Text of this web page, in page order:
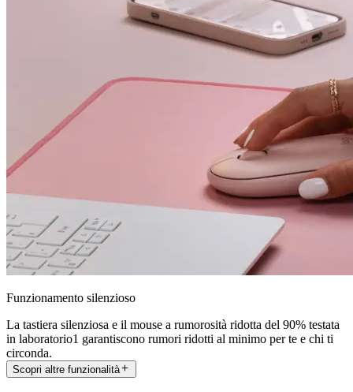
Funzionamento silenzioso
La tastiera silenziosa e il mouse a rumorosità ridotta del 90% testata
in laboratorio1 garantiscono rumori ridotti al minimo per te e chi ti
circonda.
Scopri altre funzionalità